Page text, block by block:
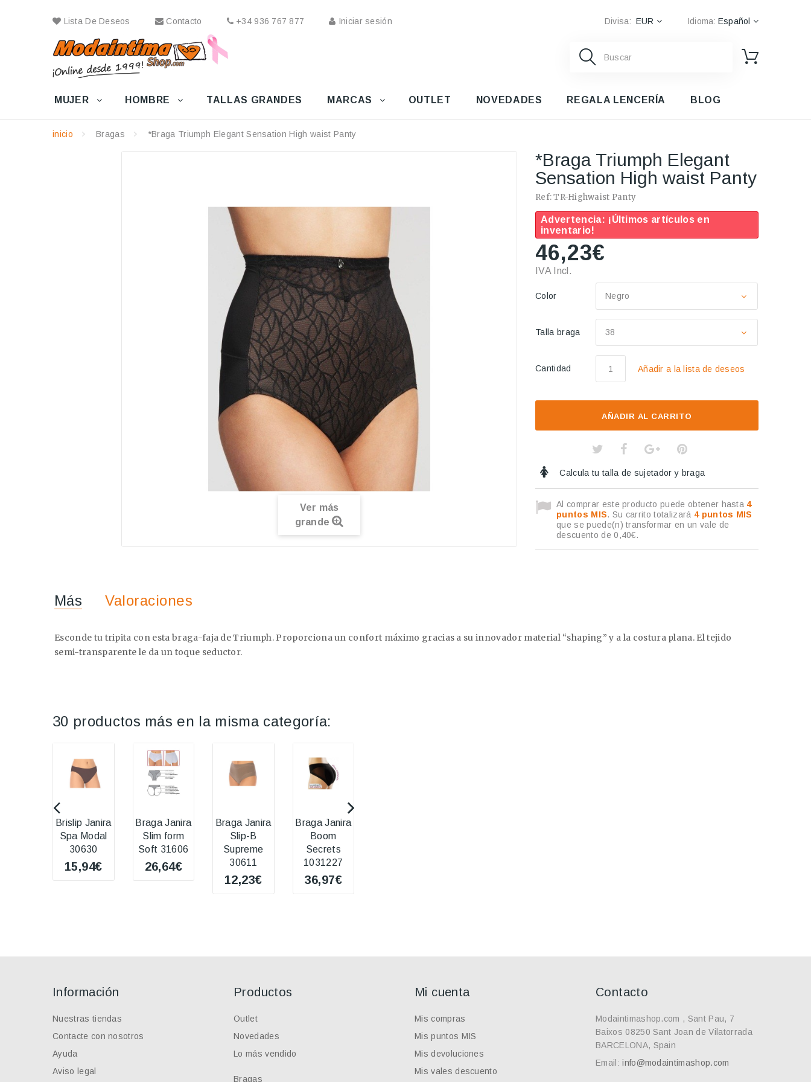
Lista De Deseos Contacto +34 936 767 877 Iniciar sesión Idioma: Español
Divisa: EUR
MUJER HOMBRE TALLAS GRANDES MARCAS OUTLET NOVEDADES REGALA LENCERÍA BLOG
inicio Bragas *Braga Triumph Elegant Sensation High waist Panty
Ver más
grande
*Braga Triumph Elegant
Sensation High waist Panty
Ref:TR-Highwaist Panty
Advertencia: ¡Últimos artículos en
inventario!
46,23€
IVA Incl.
Color Negro
Talla braga 38
Cantidad Añadir a la lista de deseos
AÑADIR AL CARRITO
Calcula tu talla de sujetador y braga
Al comprar este producto puede obtener hasta 4
puntos MIS. Su carrito totalizará 4puntos MIS
que se puede(n) transformar en un vale de
descuento de0,40€.
Más Valoraciones
Esconde tu tripita con esta braga-faja de Triumph. Proporciona un confort máximo gracias a su innovador material “shaping” y a la costura plana. El tejido
semi-transparente le da un toque seductor.
30 productos más en la misma categoría:
Brislip Janira
Spa Modal
30630
15,94€
Braga Janira
Slim form
Soft 31606
26,64€
Braga Janira
Slip-B
Supreme
30611
12,23€
Braga Janira
Boom
Secrets
1031227
36,97€
Información
Nuestras tiendas
Contacte con nosotros
Ayuda
Aviso legal
Productos
Outlet
Novedades
Lo más vendido
Bragas
Mi cuenta
Mis compras
Mis puntos MIS
Mis devoluciones
Mis vales descuento
Contacto
Modaintimashop.com , Sant Pau, 7
Baixos 08250 Sant Joan de Vilatorrada
BARCELONA, Spain
Email:info@modaintimashop.com